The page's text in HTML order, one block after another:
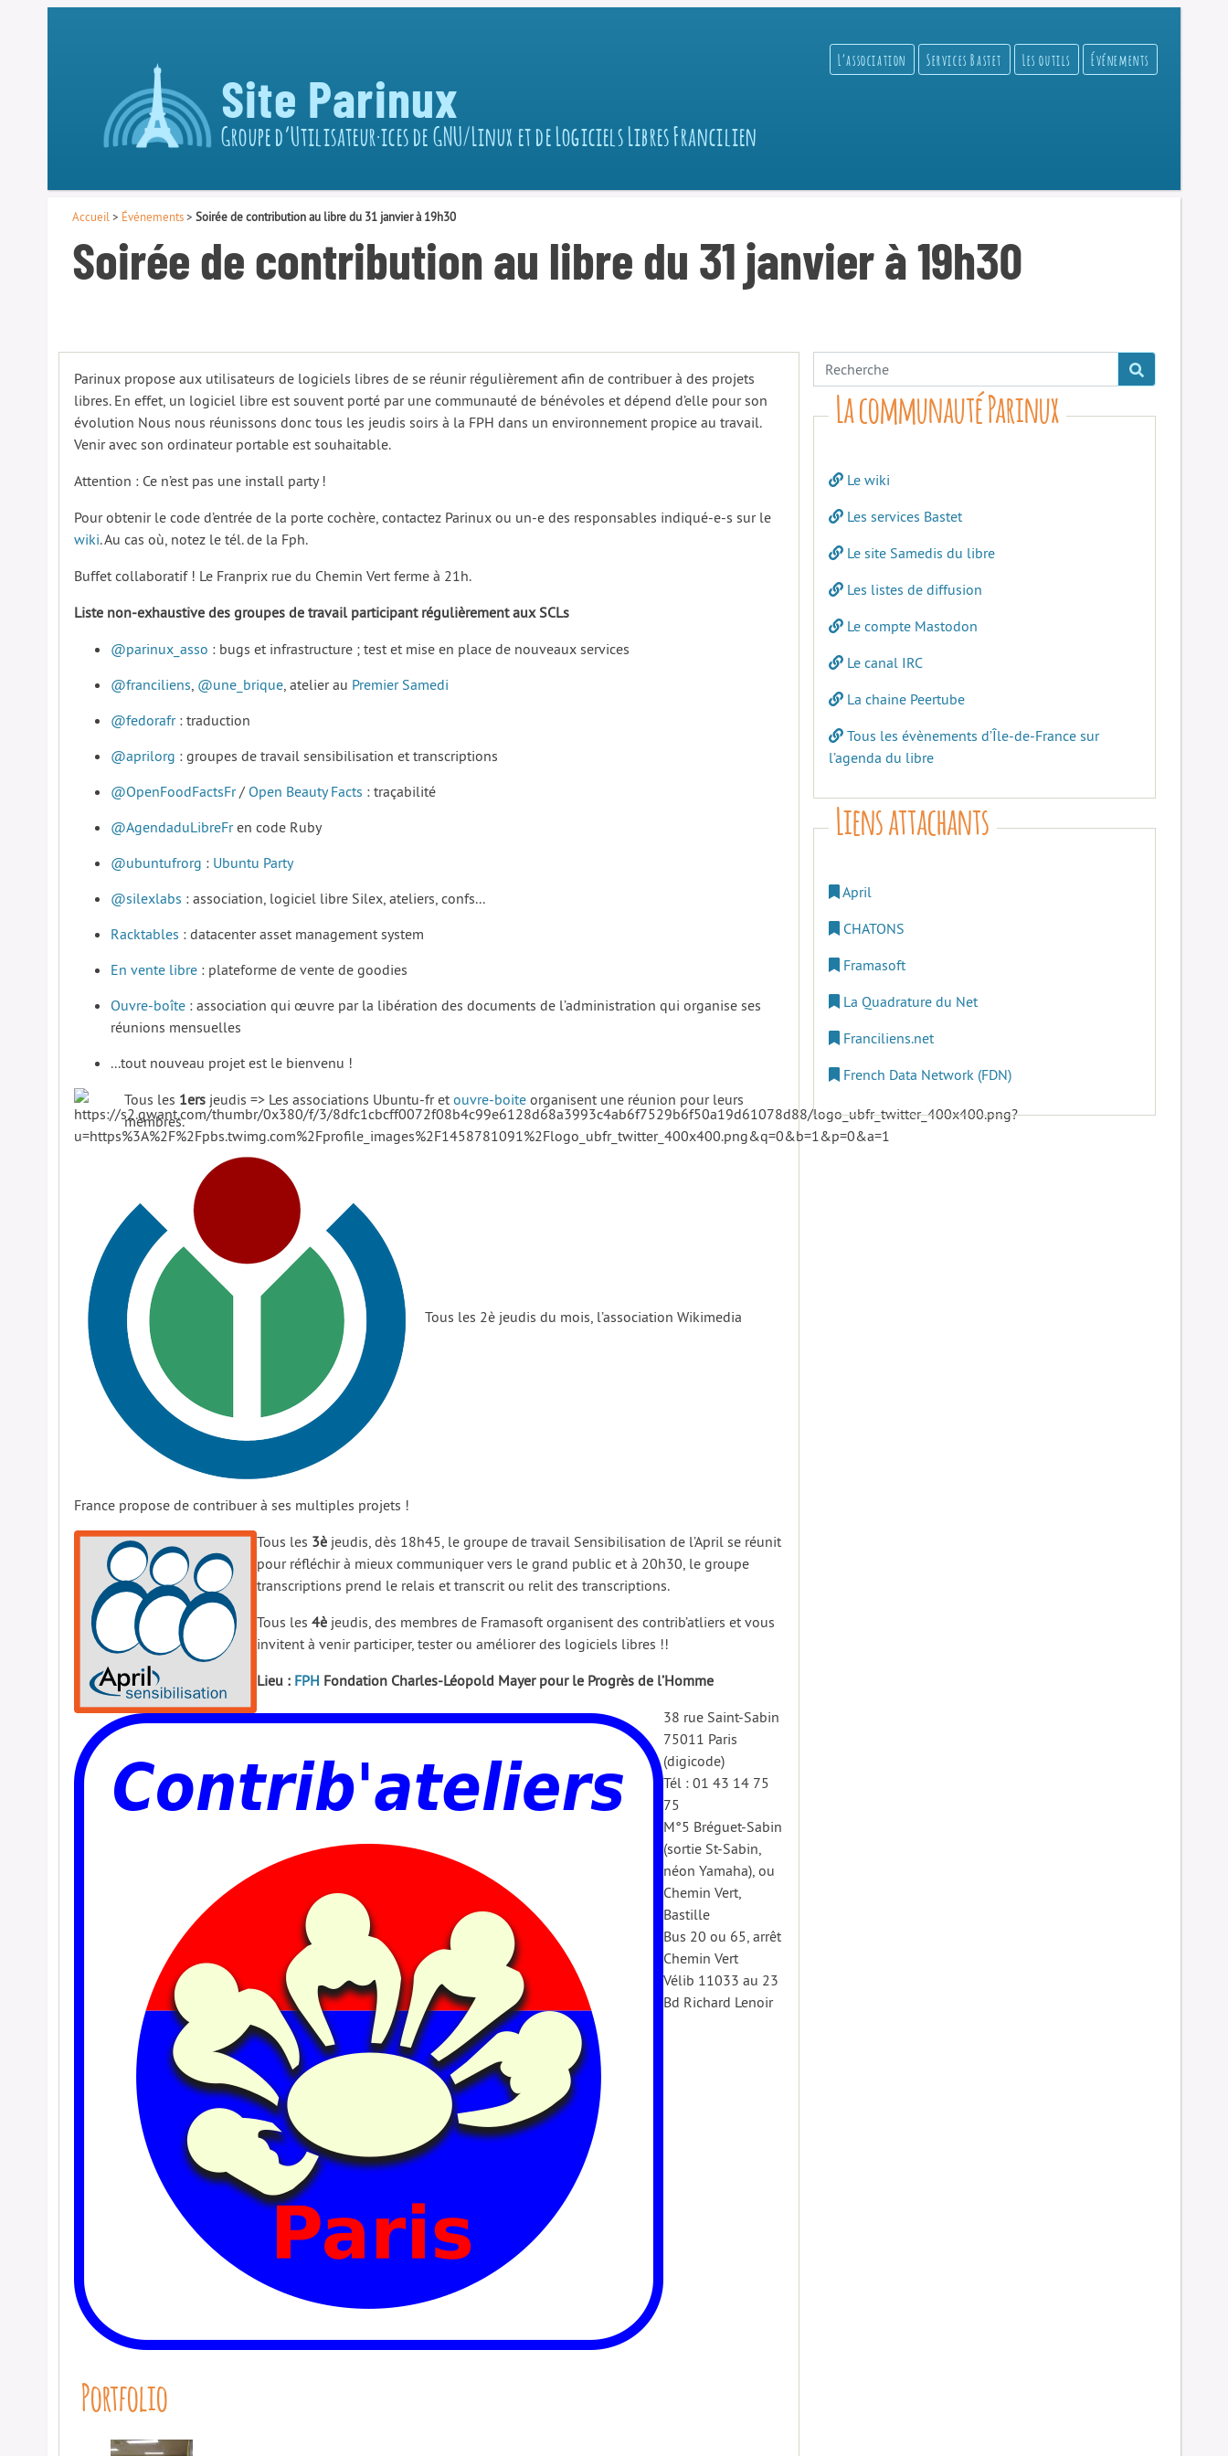
Site Parinux
Groupe d’Utilisateur·ices de GNU/Linux et de Logiciels Libres Francilien
L’association Services Bastet Les outils Événements
Accueil > Événements> Soirée de contribution au libre du 31 janvier à 19h30
Soirée de contribution au libre du 31 janvier à 19h30
Parinux propose aux utilisateurs de logiciels libres de se réunir régulièrement afin de contribuer à des projets
libres. En effet, un logiciel libre est souvent porté par une communauté de bénévoles et dépend d’elle pour son
évolution Nous nous réunissons donc tous les jeudis soirs à la FPH dans un environnement propice au travail.
Venir avec son ordinateur portable est souhaitable.
Attention : Ce n’est pas une install party !
Pour obtenir le code d’entrée de la porte cochère, contactez Parinux ou un-e des responsables indiqué-e-s sur le
wiki. Au cas où, notez le tél. de la Fph.
Buffet collaboratif ! Le Franprix rue du Chemin Vert ferme à 21h.
Liste non-exhaustive des groupes de travail participant régulièrement aux SCLs
@parinux_asso : bugs et infrastructure ; test et mise en place de nouveaux services
@franciliens, @une_brique, atelier au Premier Samedi
@fedorafr: traduction
@aprilorg : groupes de travail sensibilisation et transcriptions
@OpenFoodFactsFr/ Open Beauty Facts : traçabilité
@AgendaduLibreFren code Ruby
@ubuntufrorg : Ubuntu Party
@silexlabs : association, logiciel libre Silex, ateliers, confs...
Racktables : datacenter asset management system
En vente libre : plateforme de vente de goodies
Ouvre-boîte : association qui œuvre par la libération des documents de l’administration qui organise ses
réunions mensuelles
...tout nouveau projet est le bienvenu !
Tous les 1ers jeudis => Les associations Ubuntu-fr et ouvre-boite organisent une réunion pour leurs
membres.
Tous les 2è jeudis du mois, l’association Wikimedia
France propose de contribuer à ses multiples projets !
Tous les 3è jeudis, dès 18h45, le groupe de travail Sensibilisation de l’April se réunit
pour réfléchir à mieux communiquer vers le grand public et à 20h30, le groupe
transcriptions prend le relais et transcrit ou relit des transcriptions.
Tous les 4è jeudis, des membres de Framasoft organisent des contrib’atliers et vous
invitent à venir participer, tester ou améliorer des logiciels libres !!
Lieu : FPH Fondation Charles-Léopold Mayer pour le Progrès de l’Homme
38 rue Saint-Sabin
75011 Paris
(digicode)
Tél : 01 43 14 75
75
M°5 Bréguet-Sabin
(sortie St-Sabin,
néon Yamaha), ou
Chemin Vert,
Bastille
Bus 20 ou 65, arrêt
Chemin Vert
Vélib 11033 au 23
Bd Richard Lenoir
Portfolio
La communauté Parinux
Le wiki
Les services Bastet
Le site Samedis du libre
Les listes de diffusion
Le compte Mastodon
Le canal IRC
La chaine Peertube
Tous les évènements d’Île-de-France sur
l’agenda du libre
Liens attachants
April
CHATONS
Framasoft
La Quadrature du Net
Franciliens.net
French Data Network (FDN)